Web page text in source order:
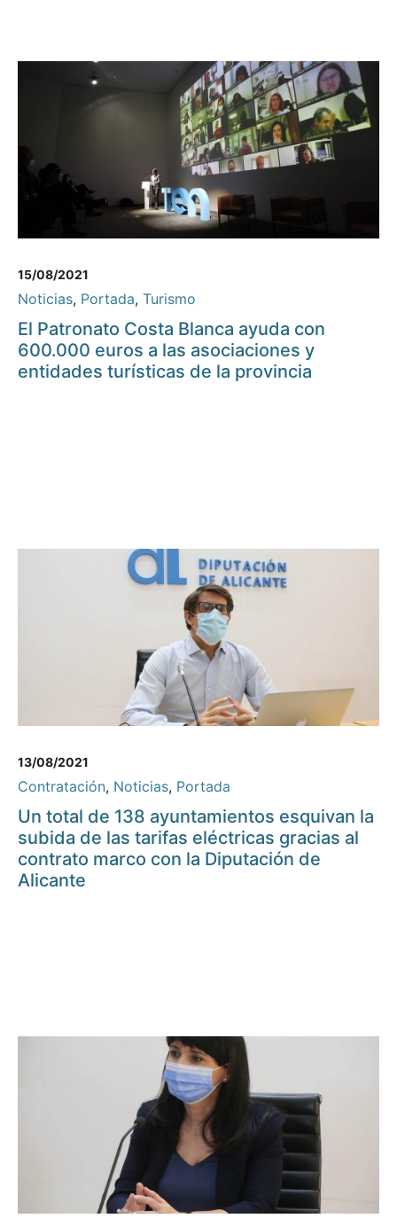
15/08/2021
Noticias, Portada, Turismo
El Patronato Costa Blanca ayuda con
600.000 euros a las asociaciones y
entidades turísticas de la provincia
13/08/2021
Contratación, Noticias, Portada
Un total de 138 ayuntamientos esquivan la
subida de las tarifas eléctricas gracias al
contrato marco con la Diputación de
Alicante